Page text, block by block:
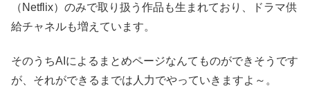
（Netflix）のみで取り扱う作品も生まれており、ドラマ供
給チャネルも増えています。
そのうちAIによるまとめページなんてものができそうです
が、それができるまでは人力でやっていきますよ～。